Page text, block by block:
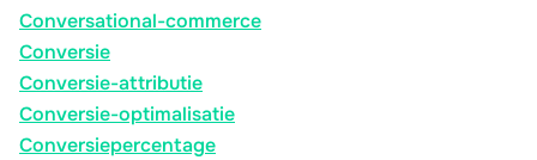
Conversational-commerce
Conversie
Conversie-attributie
Conversie-optimalisatie
Conversiepercentage